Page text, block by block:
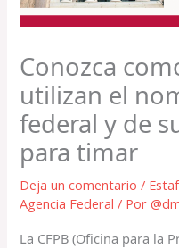
Conozca
utilizan el
federal y de
para timar
Deja un comentario /
Agencia Federal / Por
La CFPB (Oficina para la